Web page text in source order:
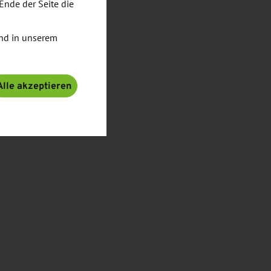
der Seite die
in unserem
akzeptieren